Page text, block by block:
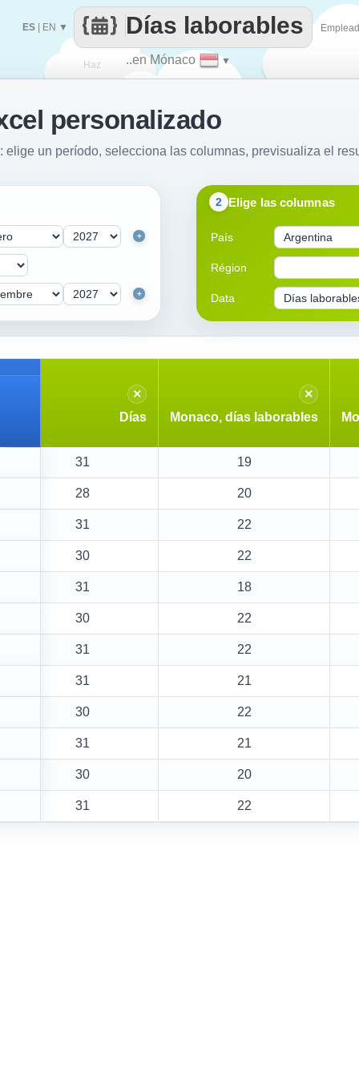
Haz
que
..en Mónaco ▼
Días laborables
ES EN ▼
personalizado
elige un período, selecciona las columnas, previsualiza el
2 Elige las columnas
País
Région
Data
+
+
×
Días
×
Monaco, días laborables
31 19
28 20
31 22
30 22
31 18
30 22
31 22
31 21
30 22
31 21
30 20
31 22